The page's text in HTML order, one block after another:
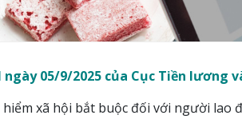
ngày 05/9/2025 của Cục Tiền
hiểm xã hội bắt buộc đối với người